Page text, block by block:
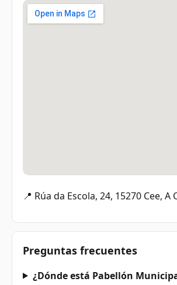
📍 Rúa da Escola, 24, 15270 Cee, A
Preguntas frecuentes
¿Dónde está Pabellón